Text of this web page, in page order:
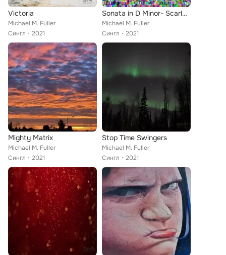
Victoria
Michael M. Fuller
Сингл
2021
Sonata in D Minor- Scarlatti
Michael M. Fuller
Сингл
2021
Mighty Matrix
Michael M. Fuller
Сингл
2021
Stop Time Swingers
Michael M. Fuller
Сингл
2021